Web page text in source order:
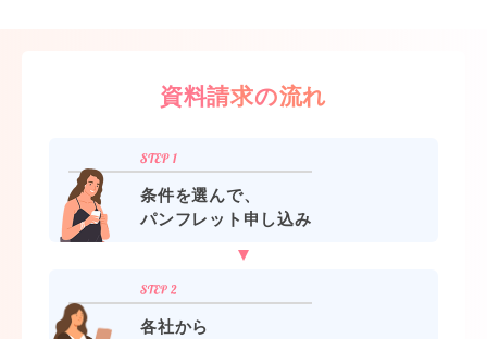
資料請求の流れ
条件を選んで、
パンフレット申し込み
各社から